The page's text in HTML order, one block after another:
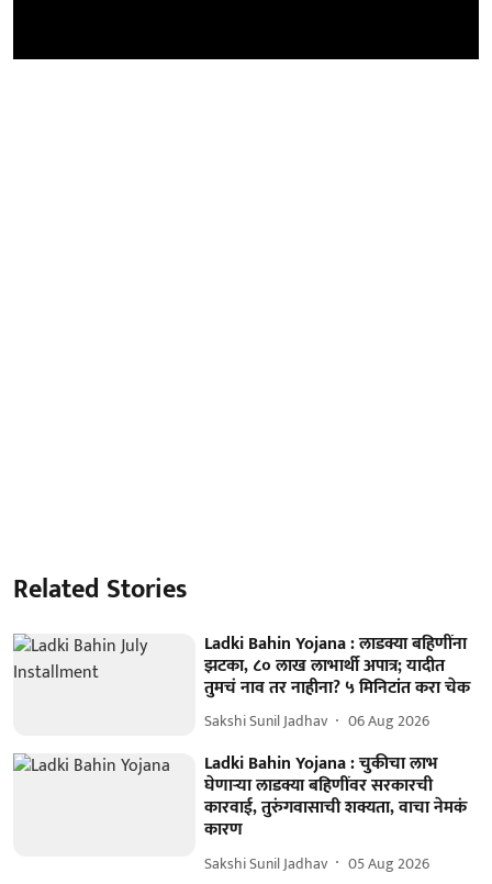
Related Stories
Ladki Bahin Yojana : लाडक्या बहिणींना
झटका, ८० लाख लाभार्थी अपात्र; यादीत
तुमचं नाव तर नाहीना? ५ मिनिटांत करा चेक
Sakshi Sunil Jadhav 06 Aug 2026
Ladki Bahin Yojana : चुकीचा लाभ
घेणार्‍या लाडक्या बहि‍णींवर सरकारची
कारवाई, तुरुंगवासाची शक्यता, वाचा नेमकं
कारण
Sakshi Sunil Jadhav 05 Aug 2026